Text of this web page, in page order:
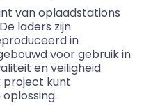
vanoplaadstations
laders zijn
in
voorgebruikin
enveiligheid
project kunt
oplossing.